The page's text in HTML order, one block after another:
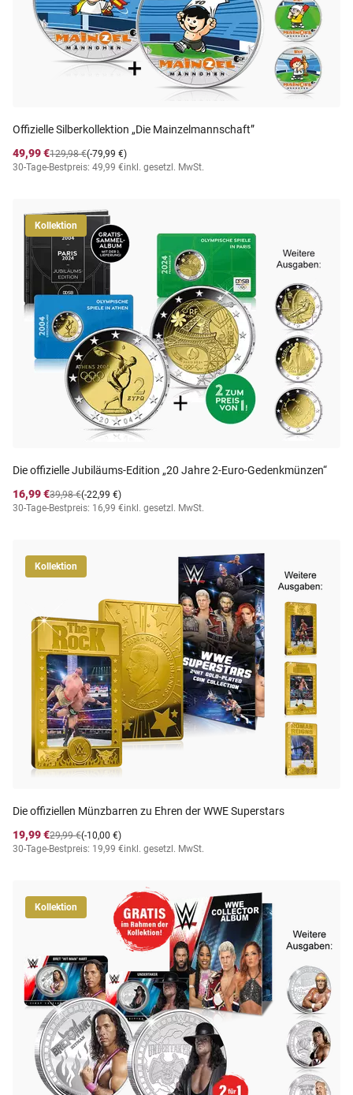
Offizielle Silberkollektion „Die Mainzelmannschaft”
49,99 €
(-79,99 €)
129,98 €
30-Tage-Bestpreis: 49,99 €inkl. gesetzl. MwSt.
Kollektion
Die offizielle Jubiläums-Edition „20 Jahre 2-Euro-Gedenkmünzen“
16,99 €
(-22,99 €)
39,98 €
30-Tage-Bestpreis: 16,99 €inkl. gesetzl. MwSt.
Kollektion
Die offiziellen Münzbarren zu Ehren der WWE Superstars
19,99 €
(-10,00 €)
29,99 €
30-Tage-Bestpreis: 19,99 €inkl. gesetzl. MwSt.
Kollektion